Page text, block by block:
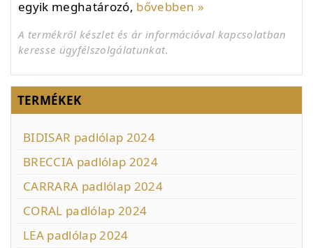
egyik meghatározó, bővebben »
A termékről készlet és ár információval kapcsolatban
keresse ügyfélszolgálatunkat.
TERMÉKEK
BIDISAR padlólap 2024
BRECCIA padlólap 2024
CARRARA padlólap 2024
CORAL padlólap 2024
LEA padlólap 2024